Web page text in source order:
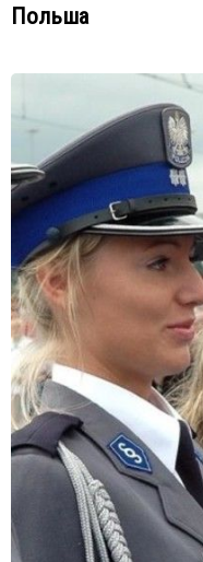
Польша